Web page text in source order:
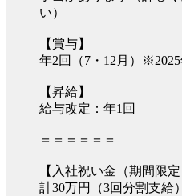
い）
【賞与】
年2回（7・12月）
【昇給】
給与改定：年1回
＝＝＝＝＝＝
【入社祝い金（期間限定
計30万円（3回分割支給）